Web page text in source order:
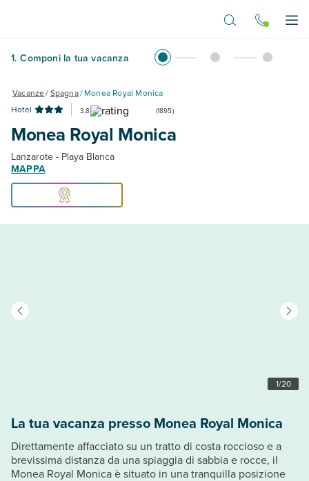
1. Componi la tua vacanza
Vacanze/Spagna/Monea Royal Monica
Hotel
3,8 (1895)
Monea Royal Monica
Lanzarote - Playa Blanca
MAPPA
1/20
La tua vacanza presso Monea Royal Monica
Direttamente affacciato su un tratto di costa roccioso e a
brevissima distanza da una spiaggia di sabbia e rocce, il
Monea Royal Monica è situato in una tranquilla posizione